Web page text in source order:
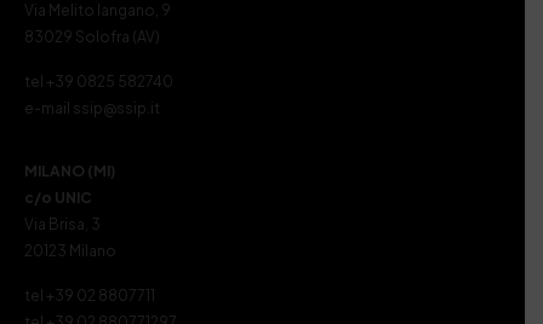
Via Melito Iangano, 9
83029 Solofra (AV)
tel +39 0825 582740
e-mail ssip@ssip.it
MILANO (MI)
c/o UNIC
Via Brisa, 3
20123 Milano
tel +39 02 8807711